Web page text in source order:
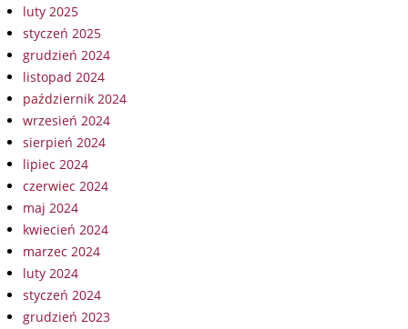
luty 2025
styczeń 2025
grudzień 2024
listopad 2024
październik 2024
wrzesień 2024
sierpień 2024
lipiec 2024
czerwiec 2024
maj 2024
kwiecień 2024
marzec 2024
luty 2024
styczeń 2024
grudzień 2023